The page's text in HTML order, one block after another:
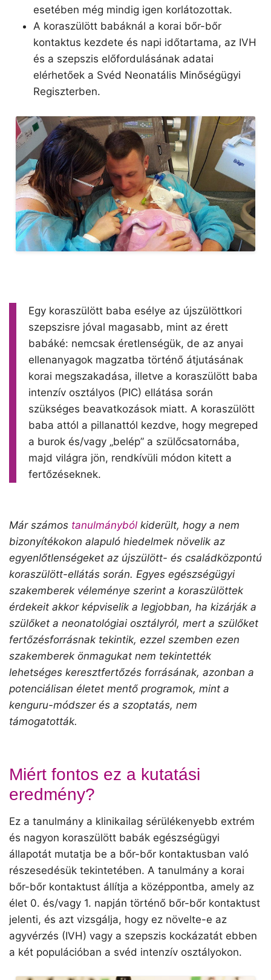
esetében még mindig igen korlátozottak.
A koraszülött babáknál a korai bőr-bőr
kontaktus kezdete és napi időtartama, az IVH
és a szepszis előfordulásának adatai
elérhetőek a Svéd Neonatális Minőségügyi
Regiszterben.
Egy koraszülött baba esélye az újszülöttkori
szepszisre jóval magasabb, mint az érett
babáké: nemcsak éretlenségük, de az anyai
ellenanyagok magzatba történő átjutásának
korai megszakadása, illetve a koraszülött baba
intenzív osztályos (PIC) ellátása során
szükséges beavatkozások miatt. A koraszülött
baba attól a pillanattól kezdve, hogy megreped
a burok és/vagy „belép” a szülőcsatornába,
majd világra jön, rendkívüli módon kitett a
fertőzéseknek.
Már számos tanulmányból kiderült, hogy a nem
bizonyítékokon alapuló hiedelmek növelik az
egyenlőtlenségeket az újszülött- és családközpontú
koraszülött-ellátás során. Egyes egészségügyi
szakemberek véleménye szerint a koraszülöttek
érdekeit akkor képviselik a legjobban, ha kizárják a
szülőket a neonatológiai osztályról, mert a szülőket
fertőzésforrásnak tekintik, ezzel szemben ezen
szakemberek önmagukat nem tekintették
lehetséges keresztfertőzés forrásának, azonban a
potenciálisan életet mentő programok, mint a
kenguru-módszer és a szoptatás, nem
támogatották.
Miért fontos ez a kutatási
eredmény?
Ez a tanulmány a klinikailag sérülékenyebb extrém
és nagyon koraszülött babák egészségügyi
állapotát mutatja be a bőr-bőr kontaktusban való
részesedésük tekintetében. A tanulmány a korai
bőr-bőr kontaktust állítja a középpontba, amely az
élet 0. és/vagy 1. napján történő bőr-bőr kontaktust
jelenti, és azt vizsgálja, hogy ez növelte-e az
agyvérzés (IVH) vagy a szepszis kockázatát ebben
a két populációban a svéd intenzív osztályokon.